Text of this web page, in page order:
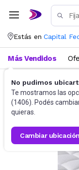
Estás en Capital
No pudimos
Te mostramos las
(1406). Podés
quieras.
cambiar ubicación
Más Vendidos
Ropa de cama